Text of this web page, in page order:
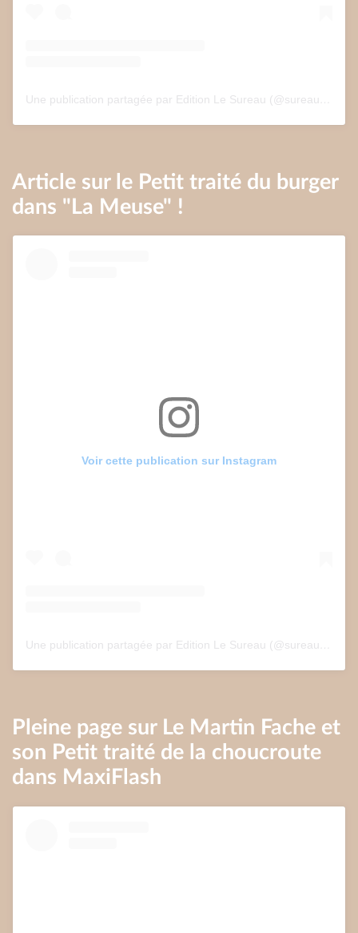
Article sur le Petit traité du burger
dans "La Meuse" !
Voir cette publication sur Instagram
Une publication partagée par Edition Le Sureau (@sureau.edition)
Pleine page sur Le Martin Fache et
son Petit traité de la choucroute
dans MaxiFlash